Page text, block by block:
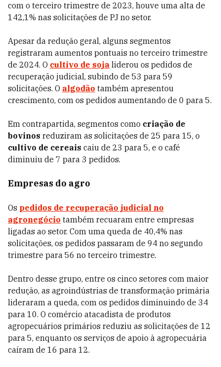
com o terceiro trimestre de 2023, houve uma alta de
142,1% nas solicitações de PJ no setor.
Apesar da redução geral, alguns segmentos
registraram aumentos pontuais no terceiro trimestre
de 2024. O cultivo de soja liderou os pedidos de
recuperação judicial, subindo de 53 para 59
solicitações. O algodão também apresentou
crescimento, com os pedidos aumentando de 0 para 5.
Em contrapartida, segmentos como criação de
bovinos reduziram as solicitações de 25 para 15, o
cultivo de cereais caiu de 23 para 5, e o café
diminuiu de 7 para 3 pedidos.
Empresas do agro
Os pedidos de recuperação judicial no
agronegócio também recuaram entre empresas
ligadas ao setor. Com uma queda de 40,4% nas
solicitações, os pedidos passaram de 94 no segundo
trimestre para 56 no terceiro trimestre.
Dentro desse grupo, entre os cinco setores com maior
redução, as agroindústrias de transformação primária
lideraram a queda, com os pedidos diminuindo de 34
para 10. O comércio atacadista de produtos
agropecuários primários reduziu as solicitações de 12
para 5, enquanto os serviços de apoio à agropecuária
caíram de 16 para 12.